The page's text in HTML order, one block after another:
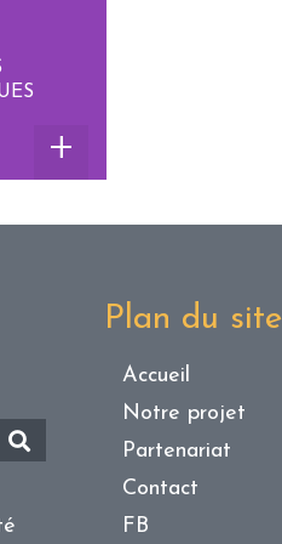
Plan du site
Accueil
Notre projet
Partenariat
Contact
FB